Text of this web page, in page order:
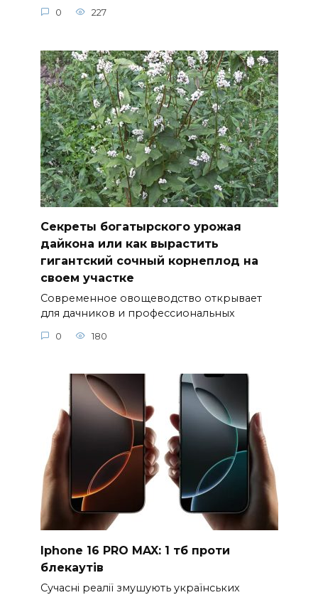
0 227
Секреты богатырского урожая
дайкона или как вырастить
гигантский сочный корнеплод на
своем участке
Современное овощеводство открывает
для дачников и профессиональных
0 180
Iphone 16 PRO MAX: 1 тб проти
блекаутів
Сучасні реалії змушують українських